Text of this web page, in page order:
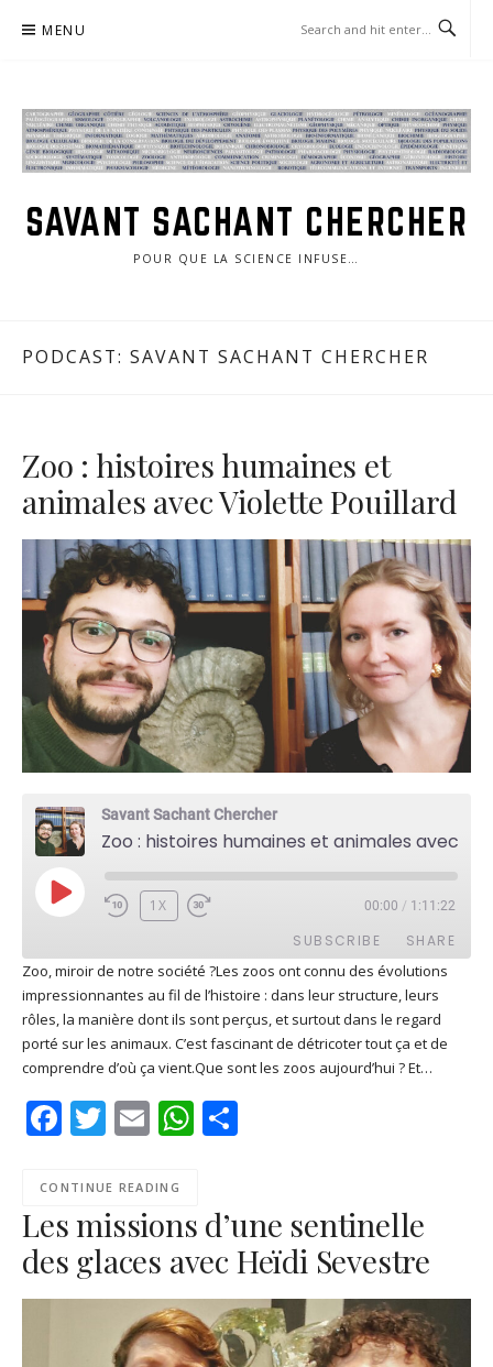
MENU
SAVANT SACHANT CHERCHER
POUR QUE LA SCIENCE INFUSE…
PODCAST: SAVANT SACHANT CHERCHER
Zoo : histoires humaines et
animales avec Violette Pouillard
Savant Sachant Chercher
PLAY
EPISODE
1X 00:00 / 1:11:22
SUBSCRIBE SHARE
Apple Podcasts Deezer
Google Play PocketCasts
Podcast Addict RSS
Spotify
RSS FEED
SHARE
LINK
Zoo, miroir de notre société ?Les zoos ont connu des évolutions
impressionnantes au fil de l’histoire : dans leur structure, leurs
rôles, la manière dont ils sont perçus, et surtout dans le regard
porté sur les animaux. C’est fascinant de détricoter tout ça et de
comprendre d’où ça vient.Que sont les zoos aujourd’hui ? Et…
Facebook
Twitter
EmailWhatsApp
CONTINUE READING
Les missions d’une sentinelle
des glaces avec Heïdi Sevestre